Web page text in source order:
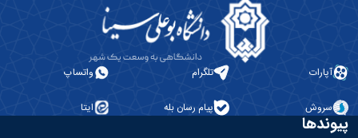
آپارات تلگرام واتساپ
سروش پیام رسان بله ایتا
پیوندها